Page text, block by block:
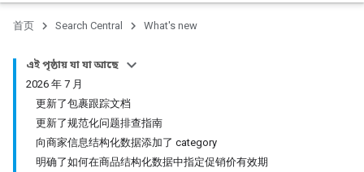
首页 Search Central What's new
এই পৃষ্ঠায় যা যা আছে
2026 年 7 月
更新了包裹跟踪文档
更新了规范化问题排查指南
向商家信息结构化数据添加了 category
明确了如何在商品结构化数据中指定促销价有效期